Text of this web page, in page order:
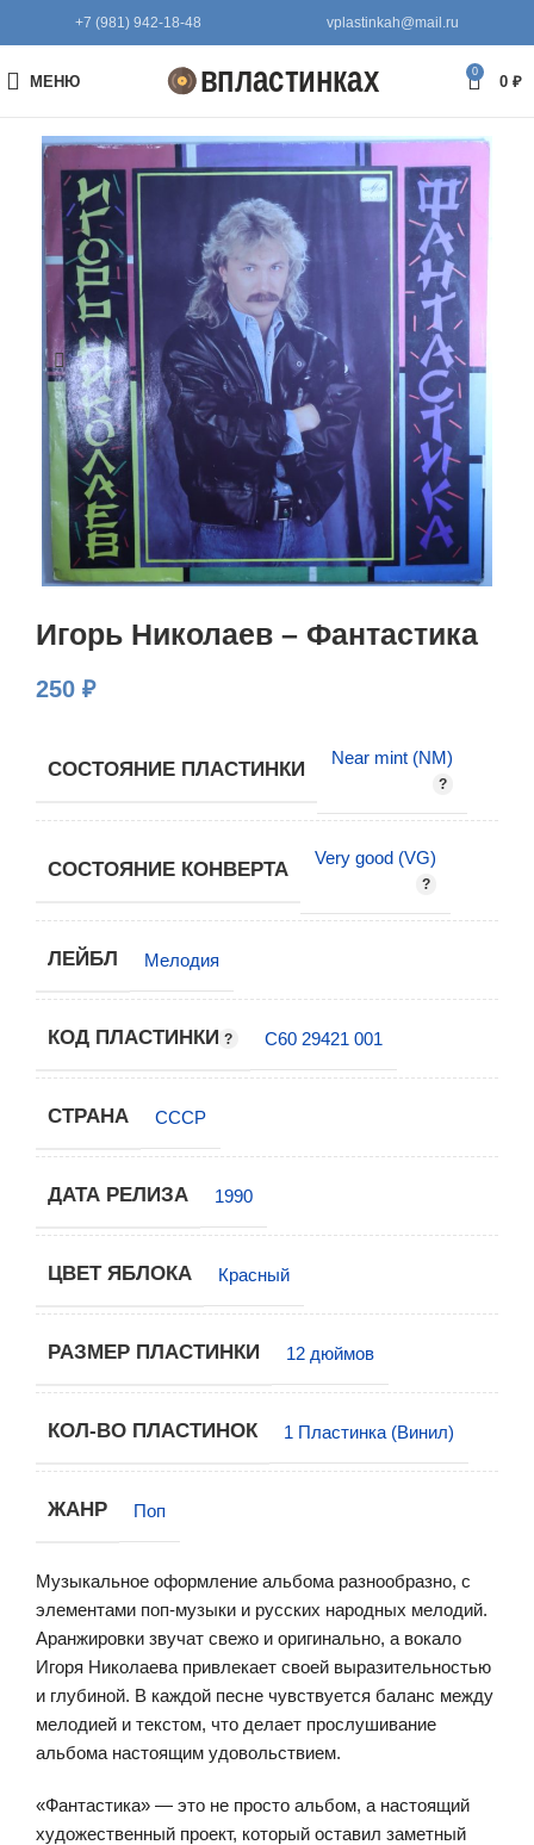
+7 (981) 942-18-48 vplastinkah@mail.ru
МЕНЮ
0
0 ₽
Игорь Николаев – Фантастика
250 ₽
СОСТОЯНИЕ ПЛАСТИНКИ
Near mint (NM)
СОСТОЯНИЕ КОНВЕРТА
Very good (VG)
ЛЕЙБЛ Мелодия
КОД ПЛАСТИНКИ С60 29421 001
СТРАНА СССР
ДАТА РЕЛИЗА 1990
ЦВЕТ ЯБЛОКА Красный
РАЗМЕР ПЛАСТИНКИ 12 дюймов
КОЛ-ВО ПЛАСТИНОК 1 Пластинка (Винил)
ЖАНР Поп
Музыкальное оформление альбома разнообразно, с
элементами поп-музыки и русских народных мелодий.
Аранжировки звучат свежо и оригинально, а вокало
Игоря Николаева привлекает своей выразительностью
и глубиной. В каждой песне чувствуется баланс между
мелодией и текстом, что делает прослушивание
альбома настоящим удовольствием.
«Фантастика» — это не просто альбом, а настоящий
художественный проект, который оставил заметный